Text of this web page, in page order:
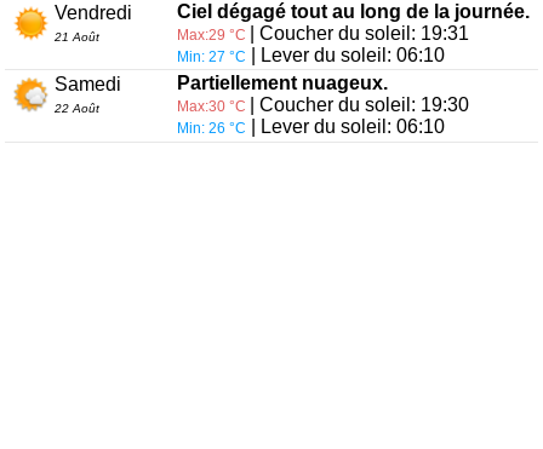
Vendredi
21 Août
Ciel dégagé tout au long de la journée.
Max:29 °C | Coucher du soleil: 19:31
Min: 27 °C
| Lever du soleil: 06:10
Samedi
22 Août
Partiellement nuageux.
Max:30 °C | Coucher du soleil: 19:30
Min: 26 °C | Lever du soleil: 06:10